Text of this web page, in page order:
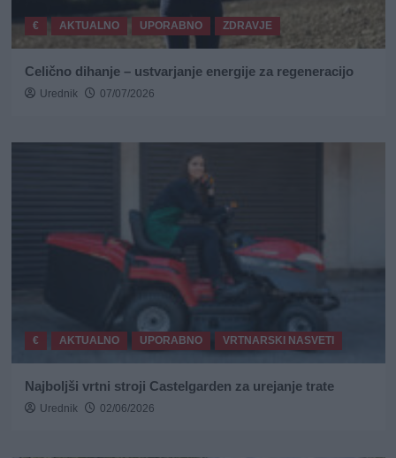
€ AKTUALNO UPORABNO ZDRAVJE
Celično dihanje – ustvarjanje energije za regeneracijo
Urednik 07/07/2026
€ AKTUALNO UPORABNO VRTNARSKI NASVETI
Najboljši vrtni stroji Castelgarden za urejanje trate
Urednik 02/06/2026